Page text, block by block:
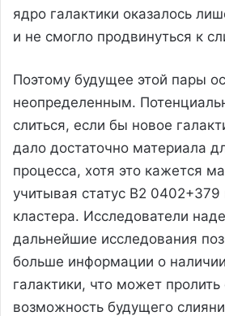
ядро галактики оказалось
и не смогло продвинуться к
Поэтому будущее этой пары
неопределенным.
слиться, если бы новое
дало достаточно материала
процесса, хотя это кажется
учитывая статус B2 0402+379
кластера. Исследователи
дальнейшие исследования
больше информации о
галактики, что может пролить
возможность будущего